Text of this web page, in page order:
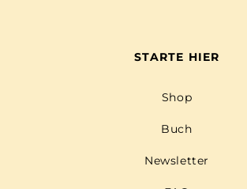
STARTE HIER
Shop
Buch
Newsletter